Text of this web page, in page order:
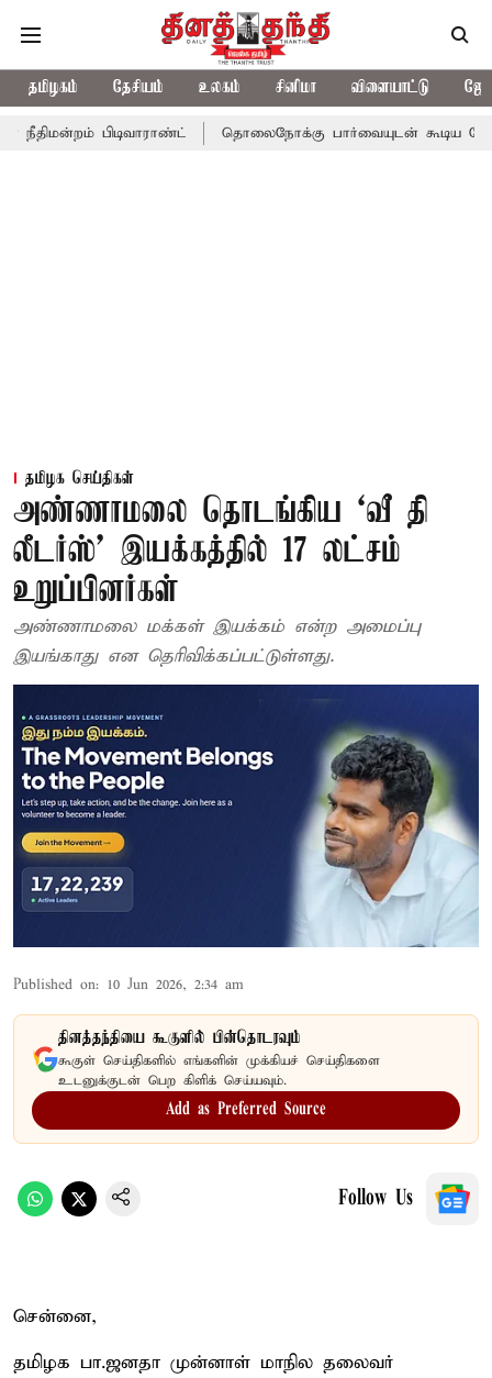
தமிழகம் தேசியம் உலகம் சினிமா விளையாட்டு
பிடிவாராண்ட் தொலைநோக்கு பார்வையுடன் கூடிய
தமிழக செய்திகள்
அண்ணாமலை தொடங்கிய ‘வீ தி
லீடர்ஸ்’ இயக்கத்தில் 17 லட்சம்
உறுப்பினர்கள்
அண்ணாமலை மக்கள் இயக்கம் என்ற அமைப்பு
இயங்காது என தெரிவிக்கப்பட்டுள்ளது.
Published on: 10 Jun 2026, 2:34 am
தினத்தந்தியை கூகுளில் பின்தொடரவும்
கூகுள் செய்திகளில் எங்களின் முக்கியச் செய்திகளை
உடனுக்குடன் பெற கிளிக் செய்யவும்.
Add as Preferred Source
Follow Us
சென்னை,
தமிழக பா.ஜனதா முன்னாள் மாநில தலைவர்